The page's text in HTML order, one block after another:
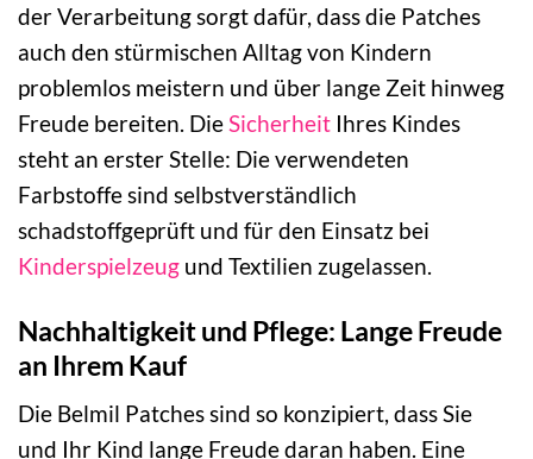
der Verarbeitung sorgt dafür, dass die Patches
auch den stürmischen Alltag von Kindern
problemlos meistern und über lange Zeit hinweg
Freude bereiten. DieSicherheit Ihres Kindes
steht an erster Stelle: Die verwendeten
Farbstoffe sind selbstverständlich
schadstoffgeprüft und für den Einsatz bei
Kinderspielzeug und Textilien zugelassen.
Nachhaltigkeit und Pflege: Lange Freude
an Ihrem Kauf
Die Belmil Patches sind so konzipiert, dass Sie
und Ihr Kind lange Freude daran haben. Eine